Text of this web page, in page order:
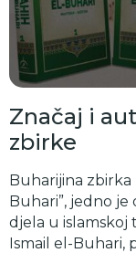
Značaj i
zbirke
Buharijina zbirka
Buhari”, jedno
djela u islamskoj
Ismail el-Buhari,